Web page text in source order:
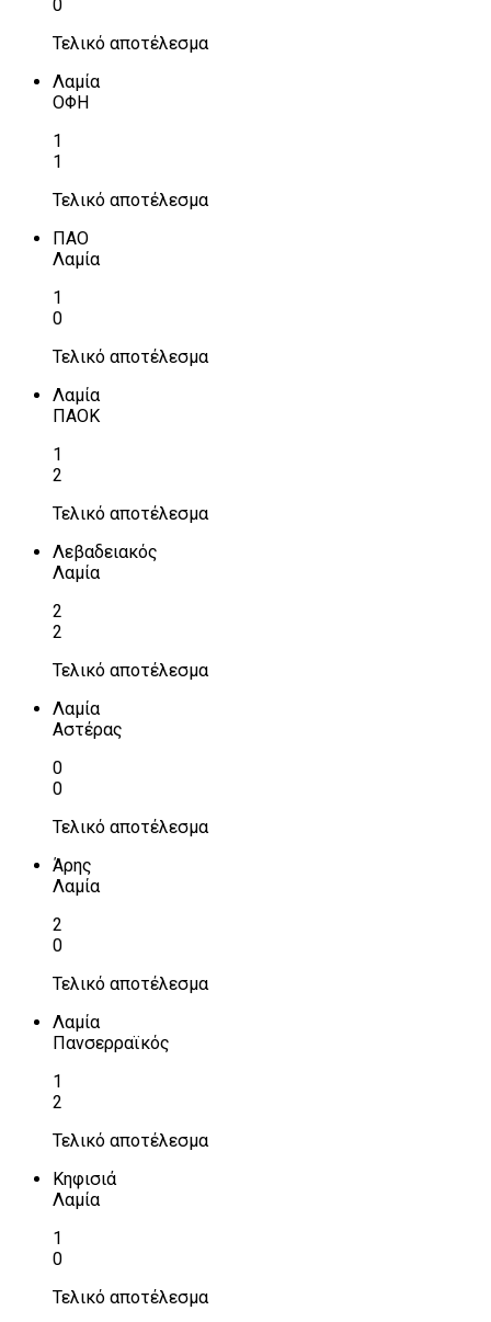
0
Τελικό αποτέλεσμα
Λαμία
ΟΦΗ
1
1
Τελικό αποτέλεσμα
ΠΑΟ
Λαμία
1
0
Τελικό αποτέλεσμα
Λαμία
ΠΑΟΚ
1
2
Τελικό αποτέλεσμα
Λεβαδειακός
Λαμία
2
2
Τελικό αποτέλεσμα
Λαμία
Αστέρας
0
0
Τελικό αποτέλεσμα
Άρης
Λαμία
2
0
Τελικό αποτέλεσμα
Λαμία
Πανσερραϊκός
1
2
Τελικό αποτέλεσμα
Κηφισιά
Λαμία
1
0
Τελικό αποτέλεσμα